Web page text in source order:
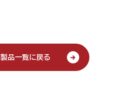
製品一覧に戻る